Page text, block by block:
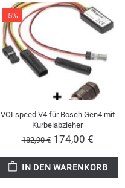
-5%
VOLspeed V4 für Bosch Gen4 mit
Kurbelabzieher
182,90 € 174,00 €
IN DEN WARENKORB